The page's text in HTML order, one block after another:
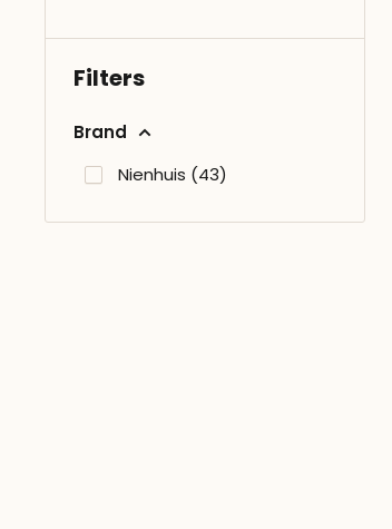
Filters
Brand
Nienhuis (43)